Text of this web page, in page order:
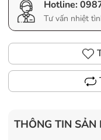
Hotline:
Tư vấn nhiệt
THÔNG TIN SẢN